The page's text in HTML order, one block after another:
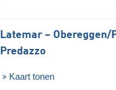
Latemar – Obereggen/​
Predazzo
Kaart tonen